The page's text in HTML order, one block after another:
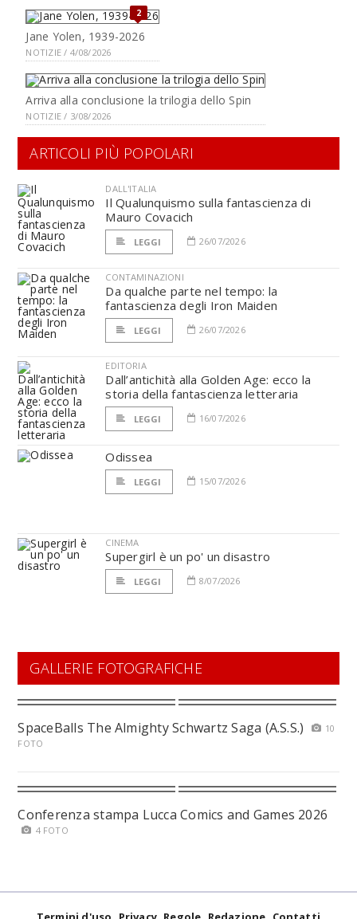
2
Jane Yolen, 1939-2026
NOTIZIE / 4/08/2026
Arriva alla conclusione la trilogia dello Spin
NOTIZIE / 3/08/2026
ARTICOLI PIÙ POPOLARI
DALL'ITALIA
Il Qualunquismo sulla fantascienza di
Mauro Covacich
LEGGI 26/07/2026
CONTAMINAZIONI
Da qualche parte nel tempo: la
fantascienza degli Iron Maiden
LEGGI 26/07/2026
EDITORIA
Dall’antichità alla Golden Age: ecco la
storia della fantascienza letteraria
LEGGI 16/07/2026
Odissea
LEGGI 15/07/2026
CINEMA
Supergirl è un po' un disastro
LEGGI 8/07/2026
GALLERIE FOTOGRAFICHE
SpaceBalls The Almighty Schwartz Saga (A.S.S.)
10
FOTO
Conferenza stampa Lucca Comics and Games 2026
4 FOTO